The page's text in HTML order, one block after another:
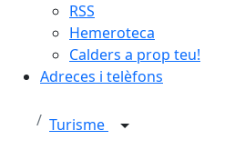
RSS
Hemeroteca
Calders a prop teu!
Adreces i telèfons
Turisme